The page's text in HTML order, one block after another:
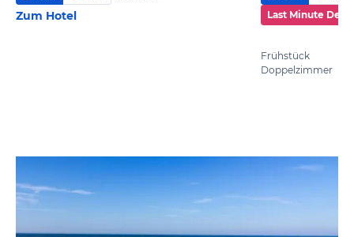
Zum Hotel
Last Minute Deal
Frühstück
Doppelzimmer